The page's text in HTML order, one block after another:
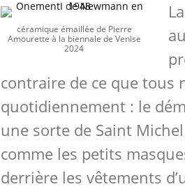
céramique émaillée de Pierre
Amourette à la biennale de Venise
2024
contraire de ce que tous
quotidiennement : le
une sorte de Saint
comme les petits
derrière les vêtements